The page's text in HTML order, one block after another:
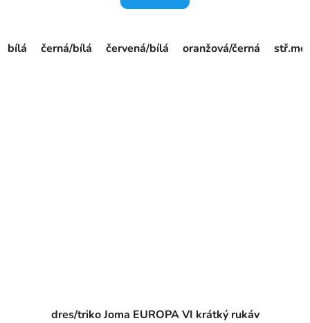
bílá černá/bílá červená/bílá oranžová/černá
dres/triko Joma EUROPA VI krátký rukáv